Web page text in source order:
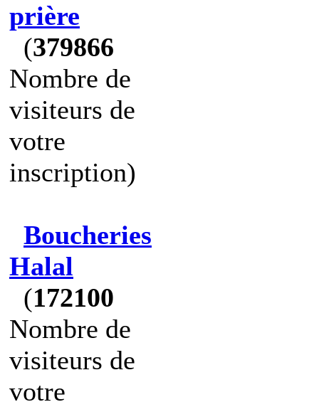
prière
(379866
Nombre de
visiteurs de
votre
inscription)
Boucheries
Halal
(172100
Nombre de
visiteurs de
votre